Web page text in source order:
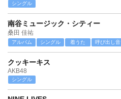
シングル
南谷ミュージック・シティー
桑田 佳祐
アルバム シングル 着うた 呼び出し音
クッキーキス
AKB48
シングル